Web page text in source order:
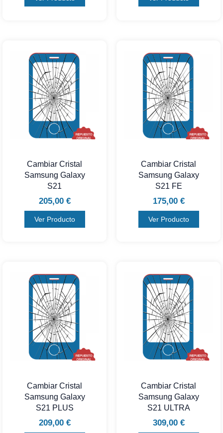
Cambiar Cristal
Samsung Galaxy
S21
205,00 €
Ver Producto
Cambiar Cristal
Samsung Galaxy
S21 FE
175,00 €
Ver Producto
Cambiar Cristal
Samsung Galaxy
S21 PLUS
209,00 €
Cambiar Cristal
Samsung Galaxy
S21 ULTRA
309,00 €